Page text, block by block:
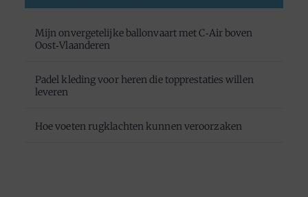
Mijn onvergetelijke ballonvaart met C‑Air boven
Oost‑Vlaanderen
Padel kleding voor heren die topprestaties willen
leveren
Hoe voeten rugklachten kunnen veroorzaken